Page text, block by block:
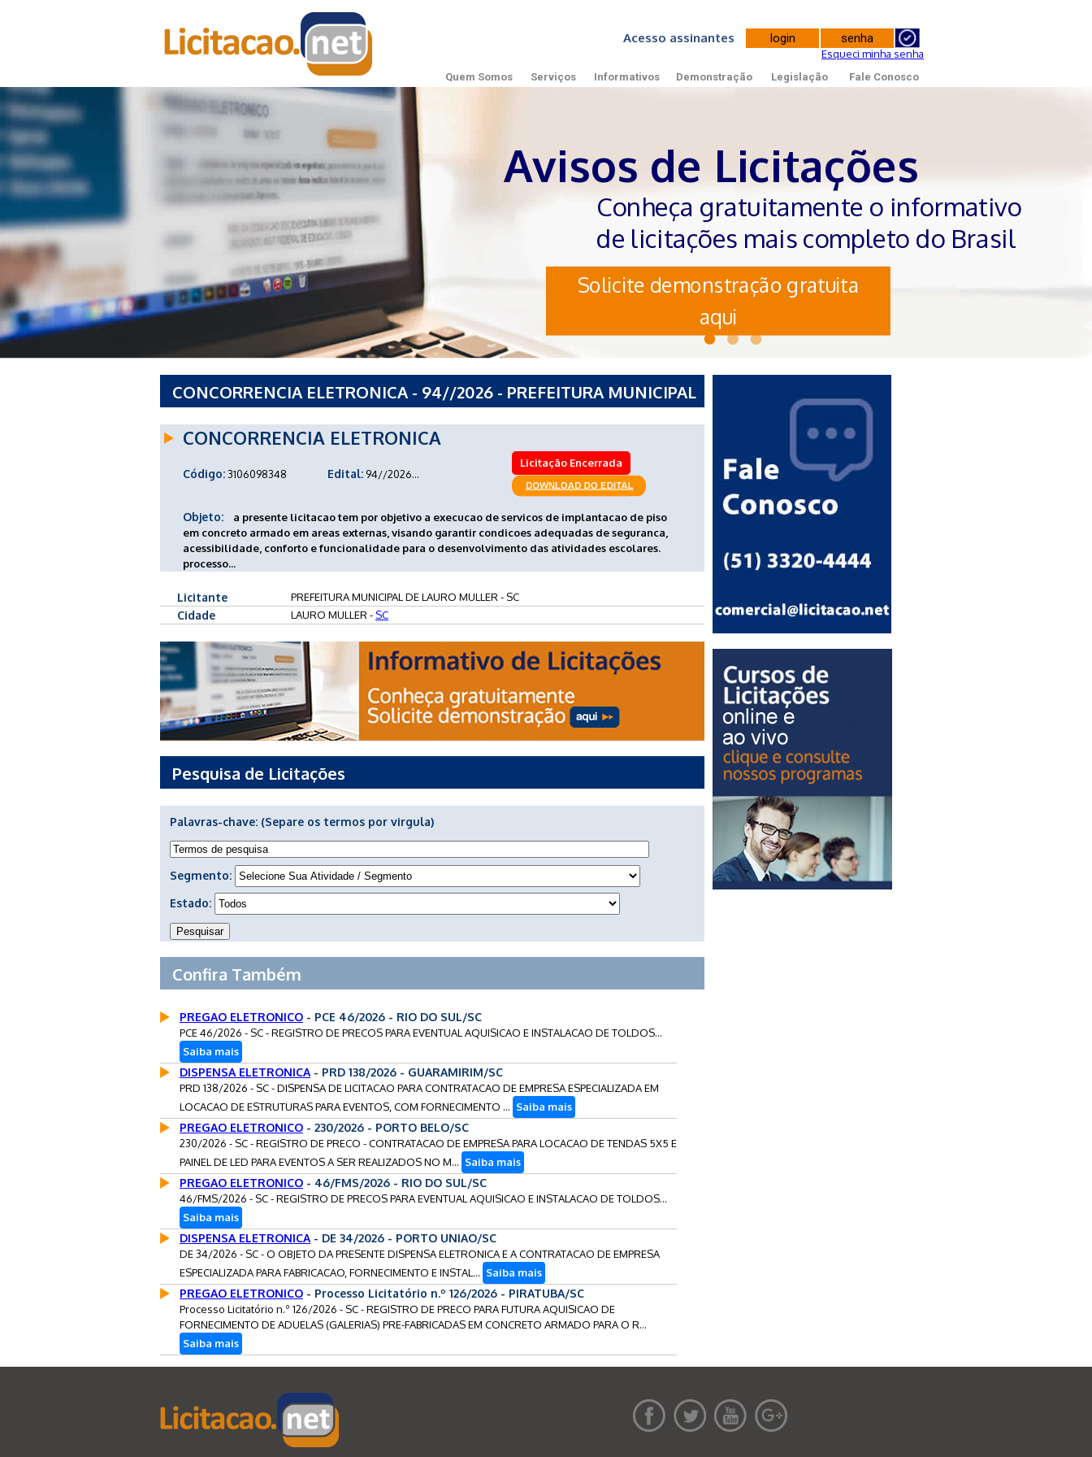
Acesso assinantes
Esqueci minha senha
Quem Somos Serviços Informativos Demonstração Legislação Fale Conosco
Avisos de Licitações
Conheça gratuitamente o informativo
de licitações mais completo do Brasil
Solicite demonstração gratuita
aqui
CONCORRENCIA ELETRONICA - 94//2026 - PREFEITURA MUNICIPAL
CONCORRENCIA ELETRONICA
Código:3106098348 Edital: 94//2026...
Licitação Encerrada
Objeto:
a presente licitacao tem por objetivo a execucao de servicos de implantacao de piso
em concreto armado em areas externas, visando garantir condicoes adequadas de seguranca,
acessibilidade, conforto e funcionalidade para o desenvolvimento das atividades escolares.
processo...
Licitante PREFEITURA MUNICIPAL DE LAURO MULLER - SC
Cidade LAURO MULLER - SC
Pesquisa de Licitações
Palavras-chave: (Separe os termos por virgula)
Segmento:
Estado:
Confira Também
PREGAO ELETRONICO - PCE 46/2026 - RIO DO SUL/SC
PCE 46/2026 - SC - REGISTRO DE PRECOS PARA EVENTUAL AQUISICAO E INSTALACAO DE TOLDOS...
Saiba mais
DISPENSA ELETRONICA - PRD 138/2026 - GUARAMIRIM/SC
PRD 138/2026 - SC - DISPENSA DE LICITACAO PARA CONTRATACAO DE EMPRESA ESPECIALIZADA EM
LOCACAO DE ESTRUTURAS PARA EVENTOS, COM FORNECIMENTO ... Saiba mais
PREGAO ELETRONICO - 230/2026 - PORTO BELO/SC
230/2026 - SC - REGISTRO DE PRECO - CONTRATACAO DE EMPRESA PARA LOCACAO DE TENDAS 5X5 E
PAINEL DE LED PARA EVENTOS A SER REALIZADOS NO M... Saiba mais
PREGAO ELETRONICO - 46/FMS/2026 - RIO DO SUL/SC
46/FMS/2026 - SC - REGISTRO DE PRECOS PARA EVENTUAL AQUISICAO E INSTALACAO DE TOLDOS...
Saiba mais
DISPENSA ELETRONICA - DE 34/2026 - PORTO UNIAO/SC
DE 34/2026 - SC - O OBJETO DA PRESENTE DISPENSA ELETRONICA E A CONTRATACAO DE EMPRESA
ESPECIALIZADA PARA FABRICACAO, FORNECIMENTO E INSTAL... Saiba mais
PREGAO ELETRONICO - Processo Licitatório n.º 126/2026 - PIRATUBA/SC
Processo Licitatório n.º 126/2026 - SC - REGISTRO DE PRECO PARA FUTURA AQUISICAO DE
FORNECIMENTO DE ADUELAS (GALERIAS) PRE-FABRICADAS EM CONCRETO ARMADO PARA O R...
Saiba mais